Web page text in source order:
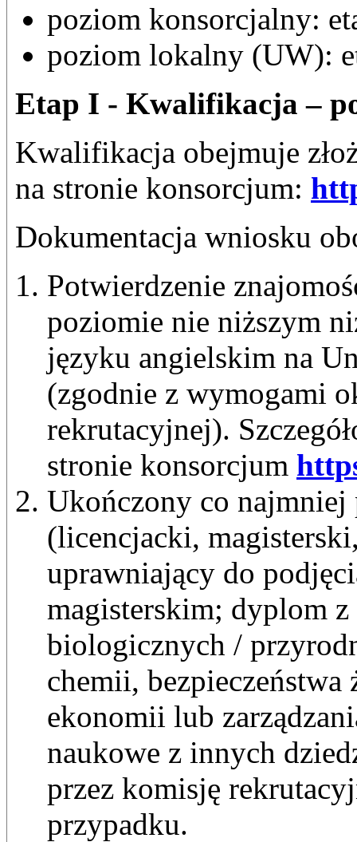
poziom konsorcjalny:
poziom lokalny (UW):
Etap I - Kwalifikacja –
Kwalifikacja obejmuje
na stronie konsorcjum:
Dokumentacja wniosku
Potwierdzenie
poziomie nie niższym
języku angielskim na
(zgodnie z wymogami
rekrutacyjnej).
stronie konsorcjum
Ukończony co
(licencjacki,
uprawniający do
magisterskim; dyplom
biologicznych /
chemii,
ekonomii lub
naukowe z innych
przez komisję
przypadku.